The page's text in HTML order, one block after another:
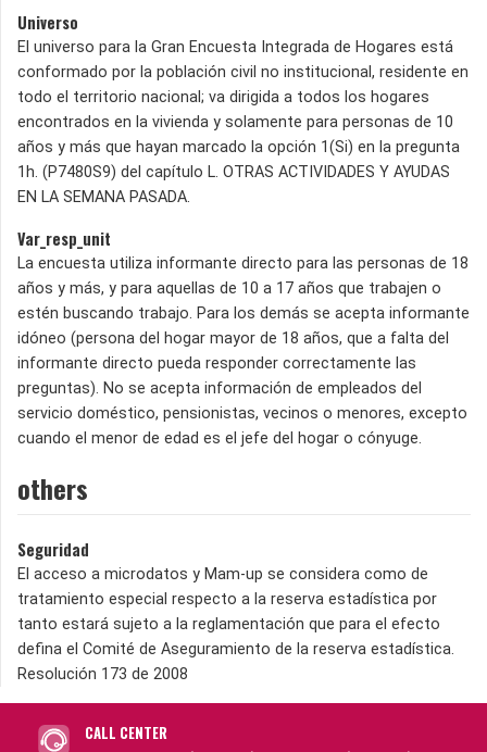
Universo
El universo para la Gran Encuesta Integrada de Hogares está
conformado por la población civil no institucional, residente en
todo el territorio nacional; va dirigida a todos los hogares
encontrados en la vivienda y solamente para personas de 10
años y más que hayan marcado la opción 1(Si) en la pregunta
1h. (P7480S9) del capítulo L. OTRAS ACTIVIDADES Y AYUDAS
EN LA SEMANA PASADA.
Var_resp_unit
La encuesta utiliza informante directo para las personas de 18
años y más, y para aquellas de 10 a 17 años que trabajen o
estén buscando trabajo. Para los demás se acepta informante
idóneo (persona del hogar mayor de 18 años, que a falta del
informante directo pueda responder correctamente las
preguntas). No se acepta información de empleados del
servicio doméstico, pensionistas, vecinos o menores, excepto
cuando el menor de edad es el jefe del hogar o cónyuge.
others
Seguridad
El acceso a microdatos y Mam-up se considera como de
tratamiento especial respecto a la reserva estadística por
tanto estará sujeto a la reglamentación que para el efecto
defina el Comité de Aseguramiento de la reserva estadística.
Resolución 173 de 2008
CALL CENTER